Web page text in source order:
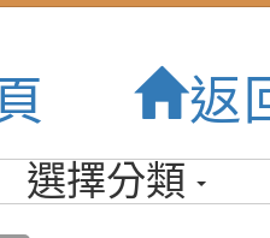
聲》主題
理115年
營 「正
命教育(
政府LED
託播影片
台東博
及活動介
政府家庭
小學辦理
資優教
返
選擇分類